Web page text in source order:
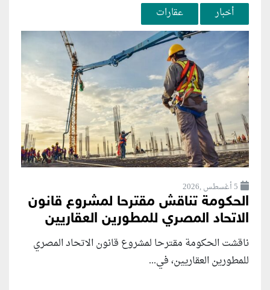
أخبار عقارات
5 أغسطس ,2026
الحكومة تناقش مقترحا لمشروع قانون
الاتحاد المصري للمطورين العقاريين
ناقشت الحكومة مقترحا لمشروع قانون الاتحاد المصري
للمطورين العقاريين، في...